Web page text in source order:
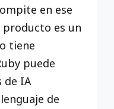
en ese
producto es un
tiene
puede
de IA
de